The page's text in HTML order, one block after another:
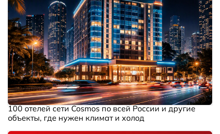
100 отелей сети Cosmos по всей России и другие
объекты, где нужен климат и холод